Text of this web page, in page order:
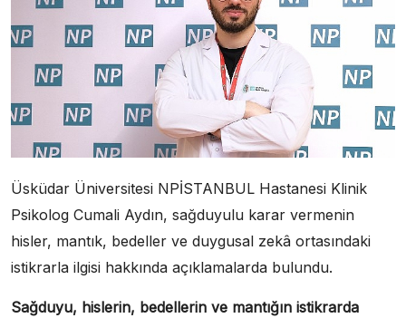
Üsküdar Üniversitesi NPİSTANBUL Hastanesi Klinik
Psikolog Cumali Aydın, sağduyulu karar vermenin
hisler, mantık, bedeller ve duygusal zekâ ortasındaki
istikrarla ilgisi hakkında açıklamalarda bulundu.
Sağduyu, hislerin, bedellerin ve mantığın istikrarda